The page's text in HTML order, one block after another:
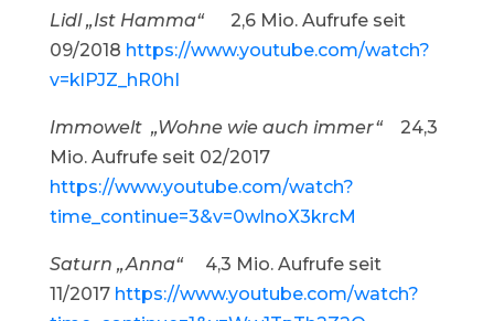
Lidl „Ist Hamma“2,6 Mio. Aufrufe seit
09/2018 https://www.youtube.com/watch?
v=klPJZ_hR0hI
Immowelt „Wohne wie auch immer“24,3
Mio. Aufrufe seit 02/2017
https://www.youtube.com/watch?
time_continue=3&v=0wlnoX3krcM
Saturn „Anna“4,3 Mio. Aufrufe seit
11/2017 https://www.youtube.com/watch?